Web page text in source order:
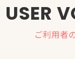
USER
ご利用者